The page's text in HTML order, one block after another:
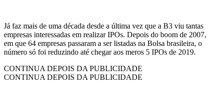
Já faz mais de uma década desde a última vez que a B3 viu tantas
empresas interessadas em realizar IPOs. Depois do boom de 2007,
em que 64 empresas passaram a ser listadas na Bolsa brasileira, o
número só foi reduzindo até chegar aos meros 5 IPOs de 2019.
CONTINUA DEPOIS DA PUBLICIDADE
CONTINUA DEPOIS DA PUBLICIDADE